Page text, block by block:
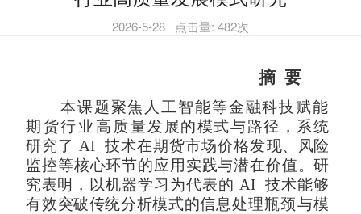
2026-5-28 点击量: 482次
摘 要
本课题聚焦人工智能等金融科技赋能
期货行业高 质量发展的模式与路径，系统
研究了AI 技术在期货市场价格发现、风险
监控等核心环节的应用实践与潜在价值。研
究表明， 以机器学习为代表的 AI 技术能够
有效突破传统分析模式的信息处理瓶颈与模